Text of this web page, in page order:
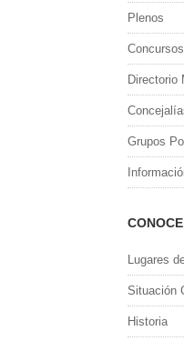
Plenos
Directorio
Grupos
Lugares
Situación
Historia